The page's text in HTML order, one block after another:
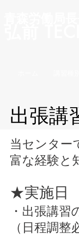
出張講
当センター
富な経験と
★実施日
・ 出張講習
（日程調整